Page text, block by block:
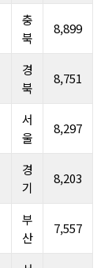
충
북
8,899
경
북
8,751
서
울
8,297
경
기
8,203
부
산
7,557